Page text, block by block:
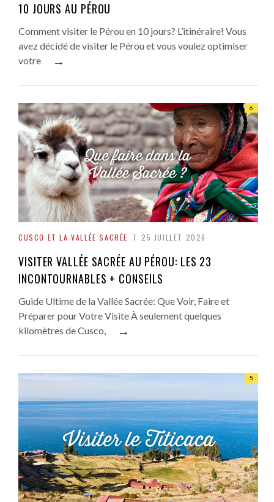
10 JOURS AU PÉROU
Comment visiter le Pérou en 10 jours? L’itinéraire! Vous
avez décidé de visiter le Pérou et vous voulez optimiser
votre
→
6
CUSCO ET LA VALLÉE SACRÉE 25 JUILLET 2026
VISITER VALLÉE SACRÉE AU PÉROU: LES 23
INCONTOURNABLES + CONSEILS
Guide Ultime de la Vallée Sacrée: Que Voir, Faire et
Préparer pour Votre Visite À seulement quelques
kilomètres de Cusco,
→
5